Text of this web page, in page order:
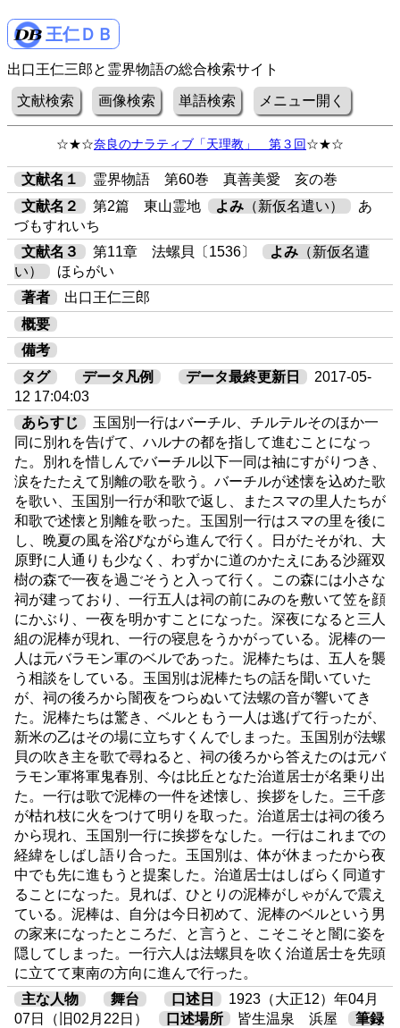
王仁ＤＢ
出口王仁三郎と霊界物語の総合検索サイト
文献検索 画像検索 単語検索 メニュー開く
☆★☆奈良のナラティブ「天理教」 第３回☆★☆
文献名１
霊界物語 第60巻 真善美愛 亥の巻
文献名２
第2篇 東山霊地 よみ （新仮名遣い）
あ
づもすれいち
文献名３
第11章 法螺貝〔1536〕 よみ （新仮名遣
い）
ほらがい
著者
出口王仁三郎
概要
備考
タグ
データ凡例 データ最終更新日
2017-05-
12 17:04:03
あらすじ
玉国別一行はバーチル、チルテルそのほか一
同に別れを告げて、ハルナの都を指して進むことになっ
た。別れを惜しんでバーチル以下一同は袖にすがりつき、
涙をたたえて別離の歌を歌う。バーチルが述懐を込めた歌
を歌い、玉国別一行が和歌で返し、またスマの里人たちが
和歌で述懐と別離を歌った。玉国別一行はスマの里を後に
し、晩夏の風を浴びながら進んで行く。日がたそがれ、大
原野に人通りも少なく、わずかに道のかたえにある沙羅双
樹の森で一夜を過ごそうと入って行く。この森には小さな
祠が建っており、一行五人は祠の前にみのを敷いて笠を顔
にかぶり、一夜を明かすことになった。深夜になると三人
組の泥棒が現れ、一行の寝息をうかがっている。泥棒の一
人は元バラモン軍のベルであった。泥棒たちは、五人を襲
う相談をしている。玉国別は泥棒たちの話を聞いていた
が、祠の後ろから闇夜をつらぬいて法螺の音が響いてき
た。泥棒たちは驚き、ベルともう一人は逃げて行ったが、
新米の乙はその場に立ちすくんでしまった。玉国別が法螺
貝の吹き主を歌で尋ねると、祠の後ろから答えたのは元バ
ラモン軍将軍鬼春別、今は比丘となた治道居士が名乗り出
た。一行は歌で泥棒の一件を述懐し、挨拶をした。三千彦
が枯れ枝に火をつけて明りを取った。治道居士は祠の後ろ
から現れ、玉国別一行に挨拶をなした。一行はこれまでの
経緯をしばし語り合った。玉国別は、体が休まったから夜
中でも先に進もうと提案した。治道居士はしばらく同道す
ることになった。見れば、ひとりの泥棒がしゃがんで震え
ている。泥棒は、自分は今日初めて、泥棒のベルという男
の家来になったところだ、と言うと、こそこそと闇に姿を
隠してしまった。一行六人は法螺貝を吹く治道居士を先頭
に立てて東南の方向に進んで行った。
主な人物
舞台 口述日
1923（大正12）年04月
07日（旧02月22日）
口述場所 皆生温泉 浜屋
筆録